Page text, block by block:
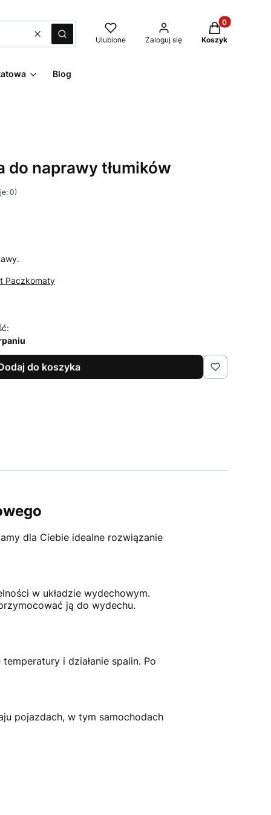
WyczyśćSzukaj Ulubione Zaloguj się
Produkty w
Koszyk
Blog
do naprawy tłumików
0)
Paczkomaty
do koszyka
dla Ciebie idealne rozwiązanie
w układzie wydechowym.
ją do wydechu.
i działanie spalin. Po
pojazdach, w tym samochodach